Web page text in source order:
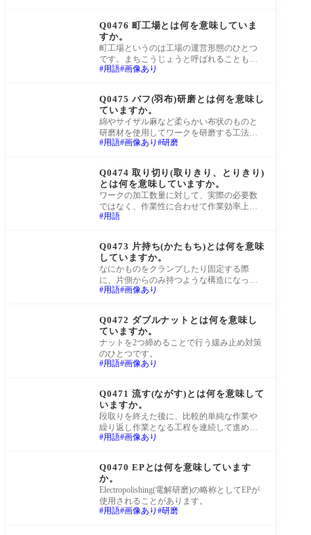
Q0476 町工場とは何を意味していま
すか。
町工場というのは工場の運営形態のひとつ
です。まちこうじょうと呼ばれることもあ
ります。 辞書の上での意味としては「町な
用語 画像あり
Q0475 バフ(羽布)研磨とは何を意味し
ていますか。
綿やサイザル麻など柔らかい布状のものと
研磨材を使用してワークを研磨する工法の
ことです。多くの場合、回転工具を使い手
用語 画像あり 研磨
Q0474 取り切り(取りきり、とりきり)
とは何を意味していますか。
ワークの加工数量に対して、実際の必要数
ではなく、作業性に合わせて作業効率上き
りのいい数量を製作することです。たとえ
用語
Q0473 片持ち(かたもち)とは何を意味
していますか。
なにかものをクランプしたり固定する際
に、片側からのみ持つような構造になって
いることです。
用語 画像あり
Q0472 ダブルナットとは何を意味し
ていますか。
ナットを2つ締めることで行う緩み止め対策
のひとつです。
用語 画像あり
Q0471 流す(ながす)とは何を意味して
いますか。
段取りを終えた後に、比較的単純な作業や
繰り返し作業となる工程を連続して進めて
いくことです。数物を流していく、のよう
用語 画像あり
Q0470 EPとは何を意味しています
か。
Electropolishing(電解研磨)の略称としてEPが
使用されることがあります。
用語 画像あり 研磨